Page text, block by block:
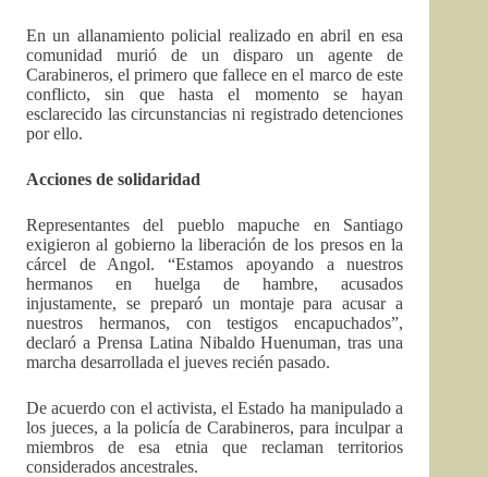
En un allanamiento policial realizado en abril en esa
comunidad murió de un disparo un agente de
Carabineros, el primero que fallece en el marco de este
conflicto, sin que hasta el momento se hayan
esclarecido las circunstancias ni registrado detenciones
por ello.
Acciones de solidaridad
Representantes del pueblo mapuche en Santiago
exigieron al gobierno la liberación de los presos en la
cárcel de Angol. “Estamos apoyando a nuestros
hermanos en huelga de hambre, acusados
injustamente, se preparó un montaje para acusar a
nuestros hermanos, con testigos encapuchados”,
declaró a Prensa Latina Nibaldo Huenuman, tras una
marcha desarrollada el jueves recién pasado.
De acuerdo con el activista, el Estado ha manipulado a
los jueces, a la policía de Carabineros, para inculpar a
miembros de esa etnia que reclaman territorios
considerados ancestrales.